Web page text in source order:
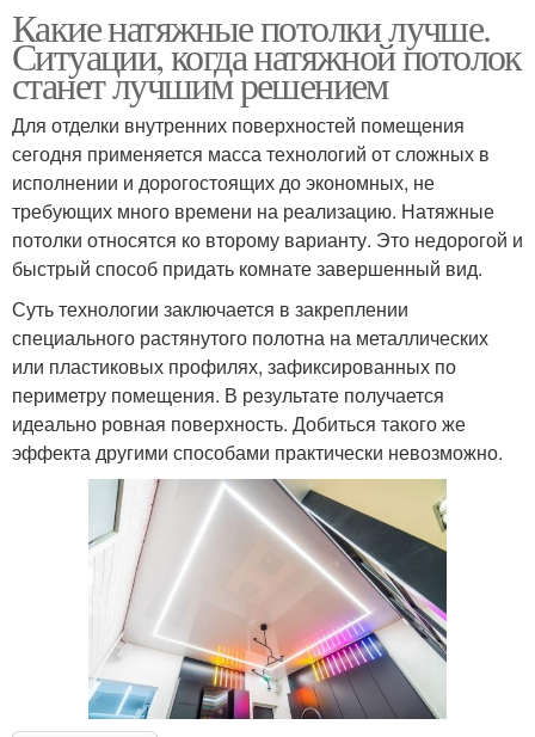
Какие натяжные потолки лучше.
Ситуации, когда натяжной потолок
станет лучшим решением
Для отделки внутренних поверхностей помещения
сегодня применяется масса технологий от сложных в
исполнении и дорогостоящих до экономных, не
требующих много времени на реализацию. Натяжные
потолки относятся ко второму варианту. Это недорогой и
быстрый способ придать комнате завершенный вид.
Суть технологии заключается в закреплении
специального растянутого полотна на металлических
или пластиковых профилях, зафиксированных по
периметру помещения. В результате получается
идеально ровная поверхность. Добиться такого же
эффекта другими способами практически невозможно.